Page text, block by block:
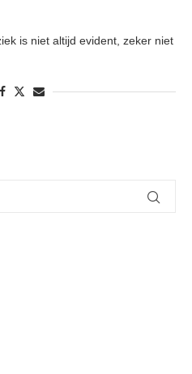
is niet altijd evident, zeker niet